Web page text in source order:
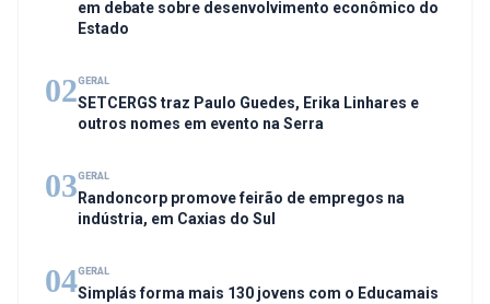
em debate sobre desenvolvimento econômico do
Estado
02GERAL
SETCERGS traz Paulo Guedes, Erika Linhares e
outros nomes em evento na Serra
03GERAL
Randoncorp promove feirão de empregos na
indústria, em Caxias do Sul
04GERAL
Simplás forma mais 130 jovens com o Educamais